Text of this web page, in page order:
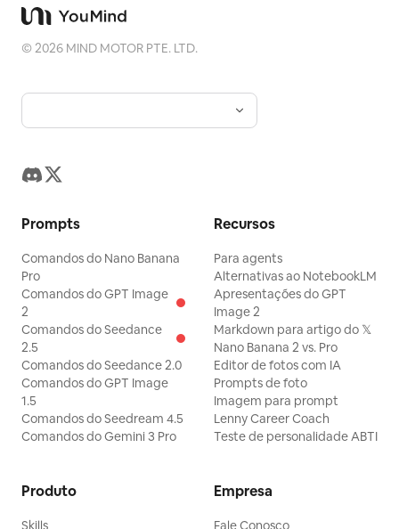
©2026 MIND MOTOR PTE. LTD.
Prompts
Comandos do Nano Banana
Pro
Comandos do GPT Image
2
Comandos do Seedance
2.5
Comandos do Seedance 2.0
Comandos do GPT Image
1.5
Comandos do Seedream 4.5
Comandos do Gemini 3 Pro
Recursos
Para agents
Alternativas ao NotebookLM
Apresentações do GPT
Image 2
Markdown para artigo do 𝕏
Nano Banana 2 vs. Pro
Editor de fotos com IA
Prompts de foto
Imagem para prompt
Lenny Career Coach
Teste de personalidade ABTI
Produto
Skills
Empresa
Fale Conosco